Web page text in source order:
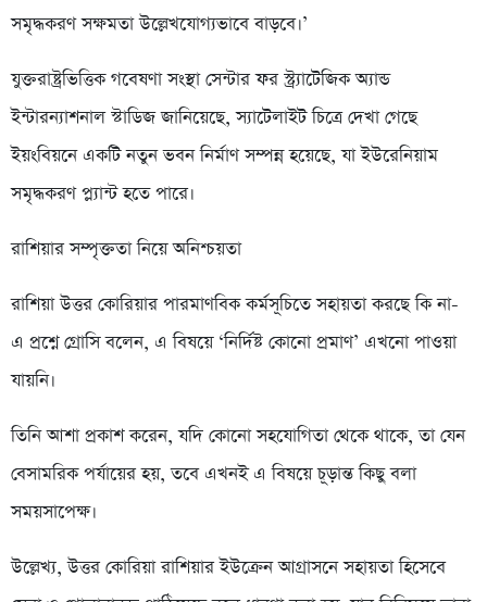
সমৃদ্ধকরণ সক্ষমতা উল্লেখযোগ্যভাবে বাড়বে।’
যুক্তরাষ্ট্রভিত্তিক গবেষণা সংস্থা সেন্টার ফর স্ট্র্যাটেজিক অ্যান্ড
ইন্টারন্যাশনাল স্টাডিজ জানিয়েছে, স্যাটেলাইট চিত্রে দেখা গেছে
ইয়ংবিয়নে একটি নতুন ভবন নির্মাণ সম্পন্ন হয়েছে, যা ইউরেনিয়াম
সমৃদ্ধকরণ প্ল্যান্ট হতে পারে।
রাশিয়ার সম্পৃক্ততা নিয়ে অনিশ্চয়তা
রাশিয়া উত্তর কোরিয়ার পারমাণবিক কর্মসূচিতে সহায়তা করছে কি না-
এ প্রশ্নে গ্রোসি বলেন, এ বিষয়ে ‘নির্দিষ্ট কোনো প্রমাণ’ এখনো পাওয়া
যায়নি।
তিনি আশা প্রকাশ করেন, যদি কোনো সহযোগিতা থেকে থাকে, তা যেন
বেসামরিক পর্যায়ের হয়, তবে এখনই এ বিষয়ে চূড়ান্ত কিছু বলা
সময়সাপেক্ষ।
উল্লেখ্য, উত্তর কোরিয়া রাশিয়ার ইউক্রেন আগ্রাসনে সহায়তা হিসেবে